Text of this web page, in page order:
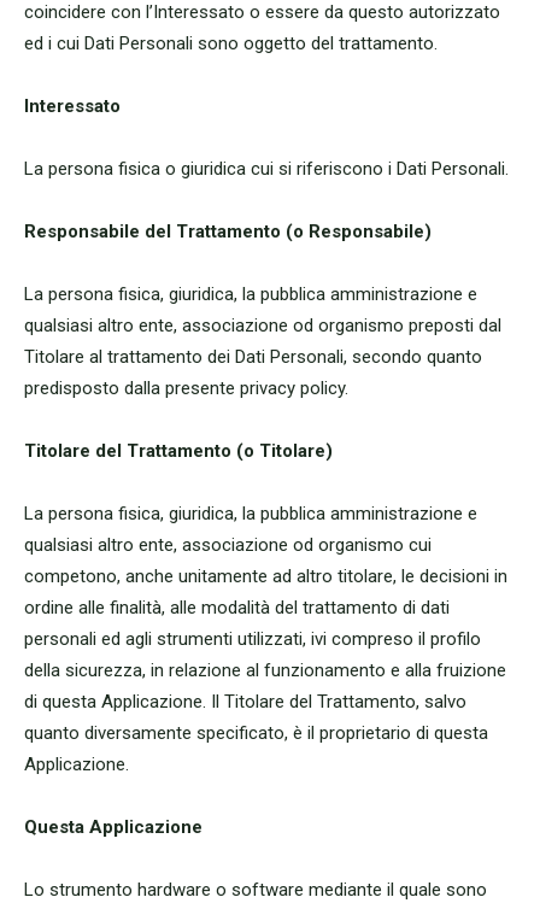
coincidere con l’Interessato o essere da questo autorizzato
ed i cui Dati Personali sono oggetto del trattamento.
Interessato
La persona fisica o giuridica cui si riferiscono i Dati Personali.
Responsabile del Trattamento (o Responsabile)
La persona fisica, giuridica, la pubblica amministrazione e
qualsiasi altro ente, associazione od organismo preposti dal
Titolare al trattamento dei Dati Personali, secondo quanto
predisposto dalla presente privacy policy.
Titolare del Trattamento (o Titolare)
La persona fisica, giuridica, la pubblica amministrazione e
qualsiasi altro ente, associazione od organismo cui
competono, anche unitamente ad altro titolare, le decisioni in
ordine alle finalità, alle modalità del trattamento di dati
personali ed agli strumenti utilizzati, ivi compreso il profilo
della sicurezza, in relazione al funzionamento e alla fruizione
di questa Applicazione. Il Titolare del Trattamento, salvo
quanto diversamente specificato, è il proprietario di questa
Applicazione.
Questa Applicazione
Lo strumento hardware o software mediante il quale sono